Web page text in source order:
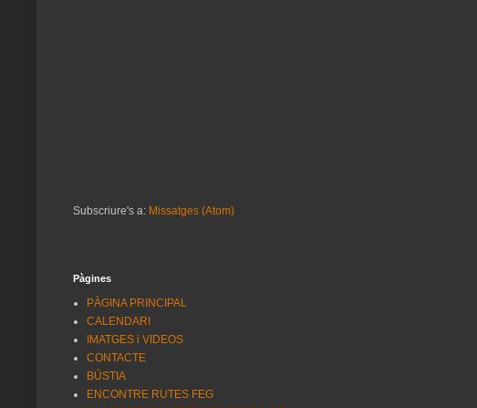
Subscriure's a: Missatges (Atom)
Pàgines
PÀGINA PRINCIPAL
CALENDARI
IMATGES i VIDEOS
CONTACTE
BÚSTIA
ENCONTRE RUTES FEG